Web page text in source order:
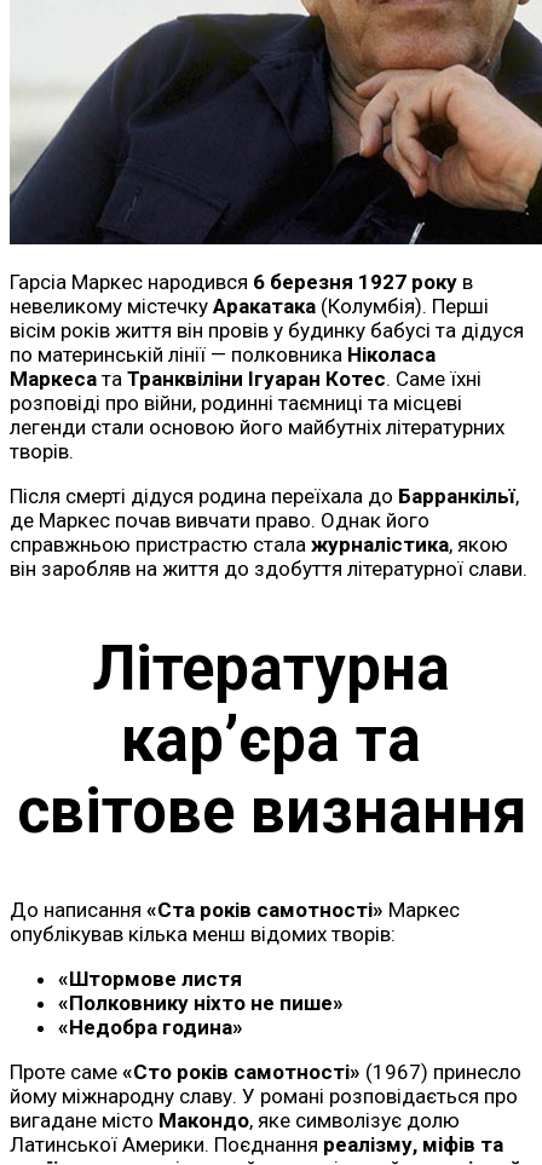
Гарсіа Маркес народився 6 березня 1927 року в
невеликому містечку Аракатака (Колумбія). Перші
вісім років життя він провів у будинку бабусі та дідуся
по материнській лінії — полковника Ніколаса
Маркеса та Транквіліни Ігуаран Котес. Саме їхні
розповіді про війни, родинні таємниці та місцеві
легенди стали основою його майбутніх літературних
творів.
Після смерті дідуся родина переїхала до Барранкільї,
де Маркес почав вивчати право. Однак його
справжньою пристрастю стала журналістика, якою
він заробляв на життя до здобуття літературної слави.
Літературна
кар’єра та
світове визнання
До написання «Ста років самотності» Маркес
опублікував кілька менш відомих творів:
«Штормове листя
«Полковнику ніхто не пише»
«Недобра година»
Проте саме «Сто років самотності» (1967) принесло
йому міжнародну славу. У романі розповідається про
вигадане місто Макондо, яке символізує долю
Латинської Америки. Поєднання реалізму, міфів та